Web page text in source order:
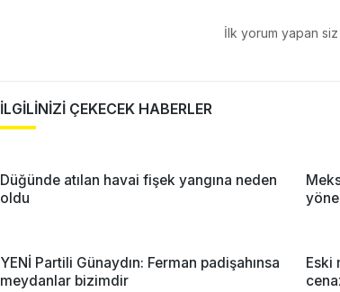
İlk yorum yapan siz
İLGİLİNİZİ ÇEKECEK HABERLER
Düğünde atılan havai fişek yangına neden
oldu
YENİ Partili Günaydın: Ferman padişahınsa
meydanlar bizimdir
Eski